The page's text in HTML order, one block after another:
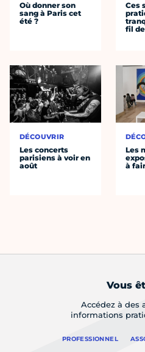
Où donner son
sang à Paris cet
été ?
DÉCOUVRIR
Les concerts
parisiens à voir en
août
Ces
fil de
Les
à
Vous
Accédez à des
informations
PROFESSIONNEL